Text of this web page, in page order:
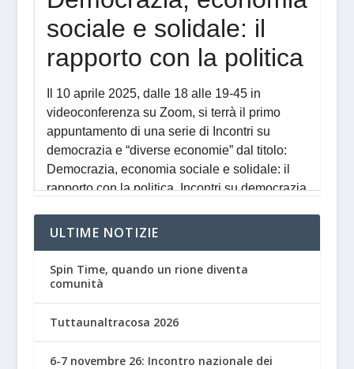
ULTIME NOTIZIE
Spin Time, quando un rione diventa
comunità
Tuttaunaltracosa 2026
6-7 novembre 26: Incontro nazionale dei